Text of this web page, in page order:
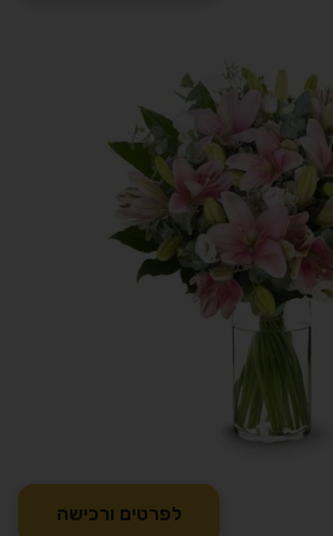
לפרטים ורכישה